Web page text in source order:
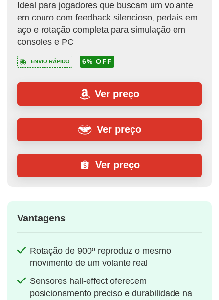
Ideal para jogadores que buscam um volante
em couro com feedback silencioso, pedais em
aço e rotação completa para simulação em
consoles e PC
ENVIO RÁPIDO 6% OFF
Ver preço
Ver preço
Ver preço
Vantagens
Rotação de 900º reproduz o mesmo
movimento de um volante real
Sensores hall‑effect oferecem
posicionamento preciso e durabilidade na